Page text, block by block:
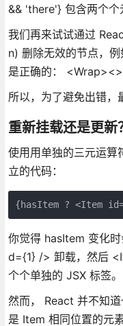
&& 'there'} 包含两个个
我们再来试试通过
n) 删除无效的节点，
是正确的：
所以，为了避免出错，
重新挂载还是更新
使用用单独的三元运算
立的代码：
{hasItem ? <Item
你觉得 hasItem 变化
d={1} /> 卸载，然后
个个单独的 JSX 标签。
然而， React 并不知
是 Item 相同位置的元